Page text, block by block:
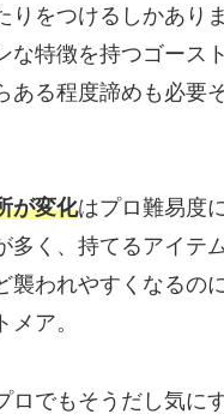
りをつけるしかあり
な特徴を持つゴース
ある程度諦めも必要
が変化はプロ難易度
多く、持てるアイテ
襲われやすくなるの
ア。
ロでもそうだし気に